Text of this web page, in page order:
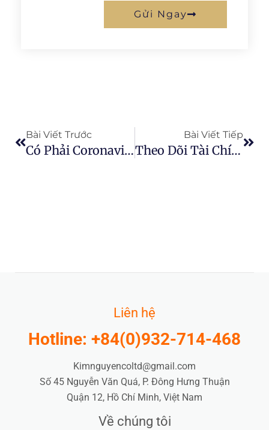
Gửi Ngay
Bài Viết Trước
Có Phải Coronavirus Đã Thay Đổi Việc Mua Sắm Hàng Tạp Hóa Mãi Mãi?
Bài Viết Tiếp
Theo Dõi Tài Chính Trang Trại Của Bạn Trong AGRIVI
Liên hệ
Hotline: +84(0)932-714-468
Kimnguyencoltd@gmail.com
Số 45 Nguyễn Văn Quá, P. Đông Hưng Thuận
Quận 12, Hồ Chí Minh, Việt Nam
Về chúng tôi